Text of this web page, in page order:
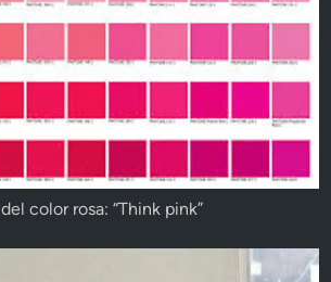
color rosa: “Think pink”